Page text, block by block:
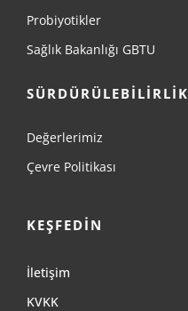
Probiyotikler
Sağlık Bakanlığı GBTU
SÜRDÜRÜLEBİLİRLİK
Değerlerimiz
Çevre Politikası
KEŞFEDİN
İletişim
KVKK